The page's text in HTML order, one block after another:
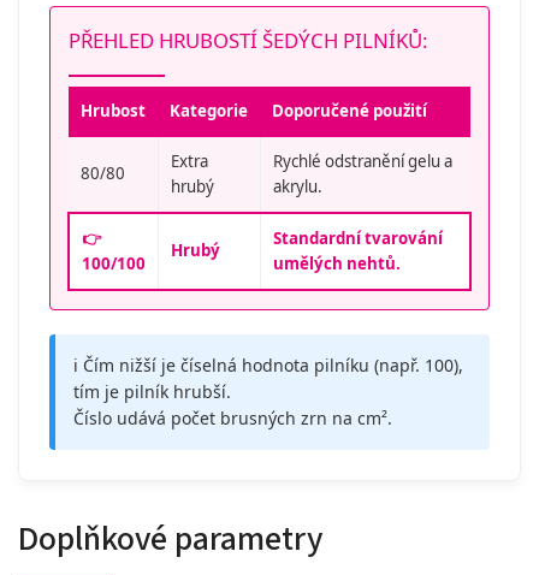
PŘEHLED HRUBOSTÍ ŠEDÝCH PILNÍKŮ:
Hrubost Kategorie Doporučené použití
80/80
Extra
hrubý
Rychlé odstranění gelu a
akrylu.
👉
100/100
Hrubý
Standardní tvarování
umělých nehtů.
ℹ️ Čím nižší je číselná hodnota pilníku (např. 100),
tím je pilník hrubší.
Číslo udává počet brusných zrn na cm².
Doplňkové parametry